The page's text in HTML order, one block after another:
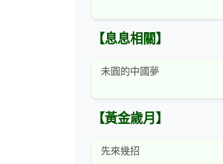
【息息相關】
未圓的中國夢
【黃金歲月】
先來幾招